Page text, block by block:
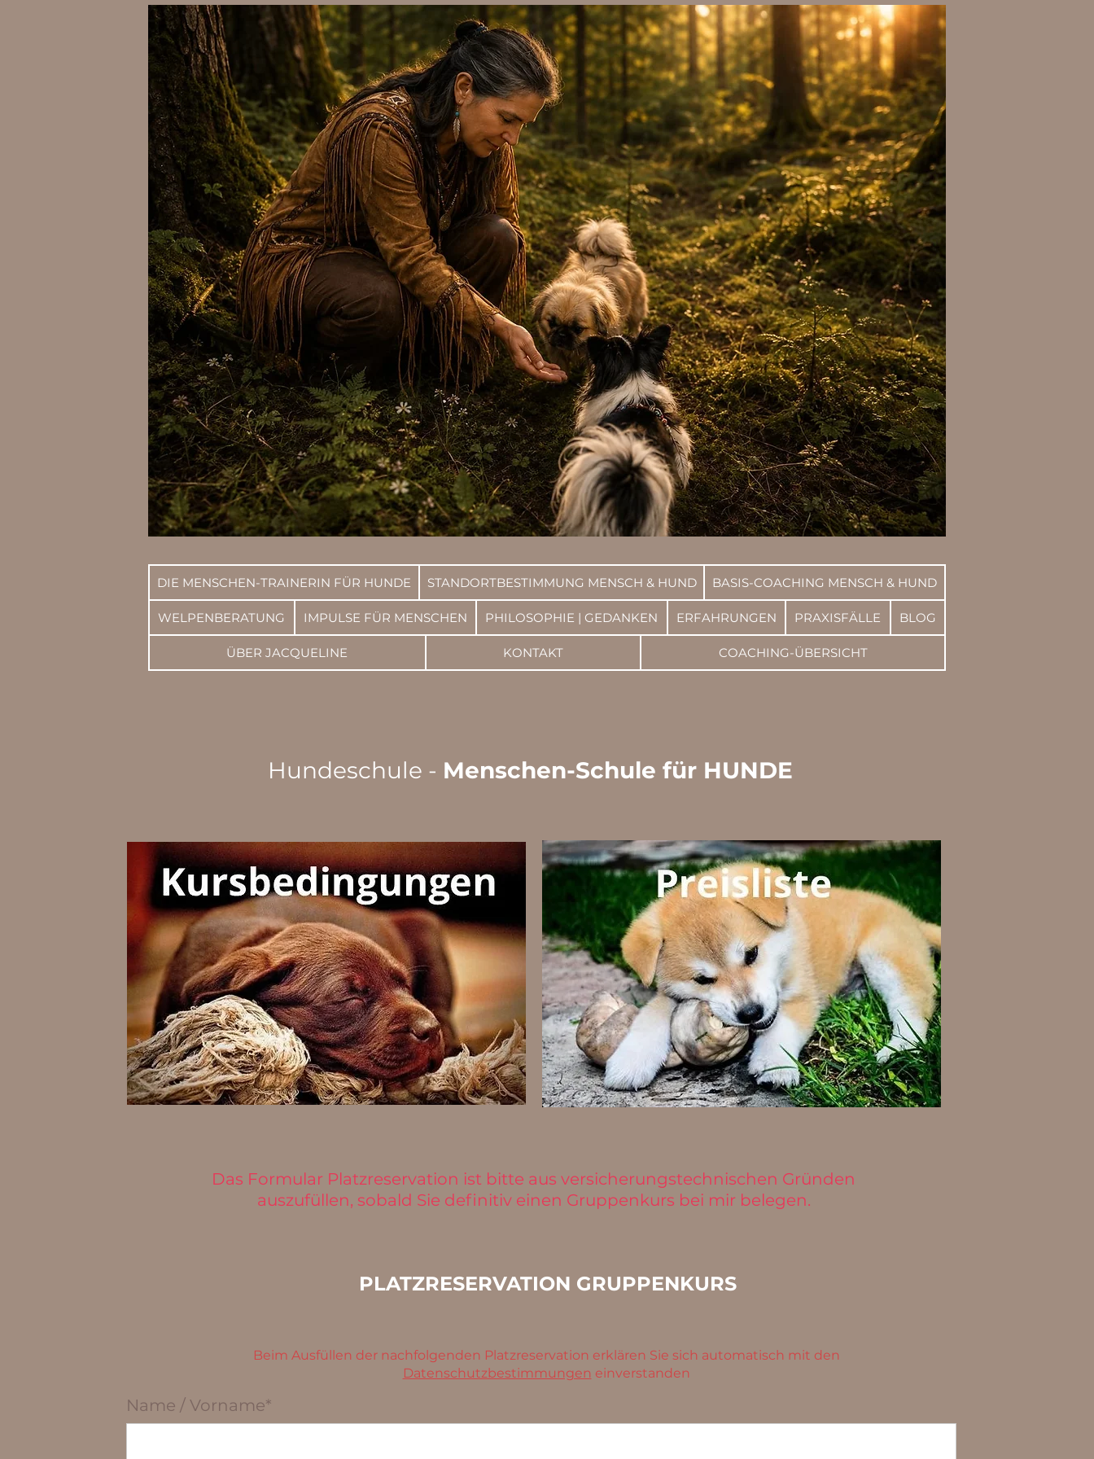
DIE MENSCHEN-TRAINERIN FÜR HUNDE STANDORTBESTIMMUNG MENSCH & HUND BASIS-COACHING MENSCH & HUND
WELPENBERATUNG IMPULSE FÜR MENSCHEN PHILOSOPHIE | GEDANKEN ERFAHRUNGEN PRAXISFÄLLE BLOG
ÜBER JACQUELINE KONTAKT COACHING-ÜBERSICHT
Hundeschule - Menschen-Schule für HUNDE
Das Formular Platzreservation ist bitte aus versicherungstechnischen Gründen
auszufüllen, sobald Sie definitiv einen Gruppenkurs bei mir belegen.
PLATZRESERVATION GRUPPENKURS
Beim Ausfüllen der nachfolgenden Platzreservation erklären Sie sich automatisch mit den
Datenschutzbestimmungen einverstanden
Name / Vorname*